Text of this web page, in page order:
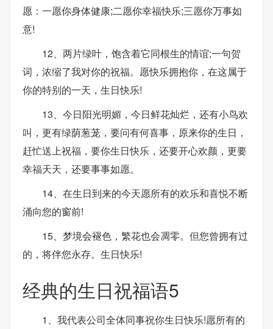
愿：一愿你身体健康;二愿你幸福快乐;三愿你万事如
意!
12、两片绿叶，饱含着它同根生的情谊;一句贺
词，浓缩了我对你的祝福。愿快乐拥抱你，在这属于
你的特别的一天，生日快乐!
13、今日阳光明媚，今日鲜花灿烂，还有小鸟欢
叫，更有绿荫葱茏，要问有何喜事，原来你的生日，
赶忙送上祝福，要你生日快乐，还要开心欢颜，更要
幸福天天，还要事事如愿。
14、在生日到来的今天愿所有的欢乐和喜悦不断
涌向您的窗前!
15、梦境会褪色，繁花也会凋零。但您曾拥有过
的，将伴您永存。生日快乐!
经典的生日祝福语5
1、我代表公司全体同事祝你生日快乐!愿所有的